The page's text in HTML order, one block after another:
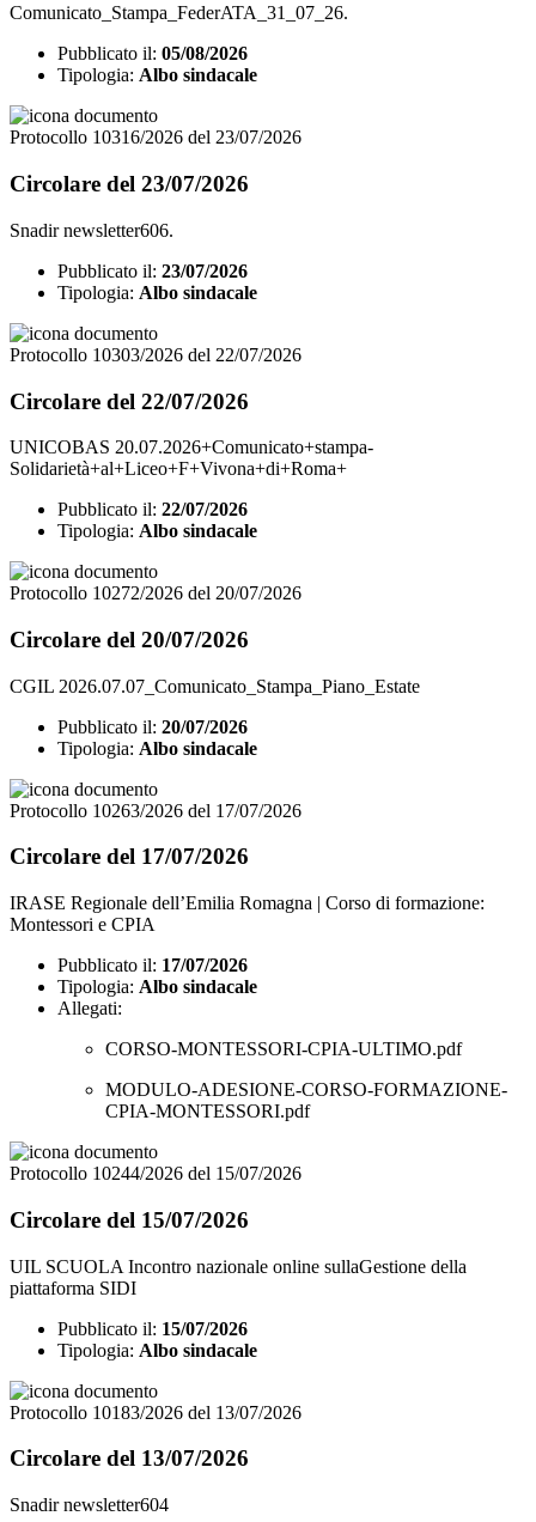
Comunicato_Stampa_FederATA_31_07_26.
Pubblicato il: 05/08/2026
Tipologia: Albo sindacale
Protocollo 10316/2026 del 23/07/2026
Circolare del 23/07/2026
Snadir newsletter606.
Pubblicato il: 23/07/2026
Tipologia: Albo sindacale
Protocollo 10303/2026 del 22/07/2026
Circolare del 22/07/2026
UNICOBAS 20.07.2026+Comunicato+stampa-
Solidarietà+al+Liceo+F+Vivona+di+Roma+
Pubblicato il: 22/07/2026
Tipologia: Albo sindacale
Protocollo 10272/2026 del 20/07/2026
Circolare del 20/07/2026
CGIL 2026.07.07_Comunicato_Stampa_Piano_Estate
Pubblicato il: 20/07/2026
Tipologia: Albo sindacale
Protocollo 10263/2026 del 17/07/2026
Circolare del 17/07/2026
IRASE Regionale dell’Emilia Romagna | Corso di formazione:
Montessori e CPIA
Pubblicato il: 17/07/2026
Tipologia: Albo sindacale
Allegati:
CORSO-MONTESSORI-CPIA-ULTIMO.pdf
MODULO-ADESIONE-CORSO-FORMAZIONE-
CPIA-MONTESSORI.pdf
Protocollo 10244/2026 del 15/07/2026
Circolare del 15/07/2026
UIL SCUOLA Incontro nazionale online sullaGestione della
piattaforma SIDI
Pubblicato il: 15/07/2026
Tipologia: Albo sindacale
Protocollo 10183/2026 del 13/07/2026
Circolare del 13/07/2026
Snadir newsletter604